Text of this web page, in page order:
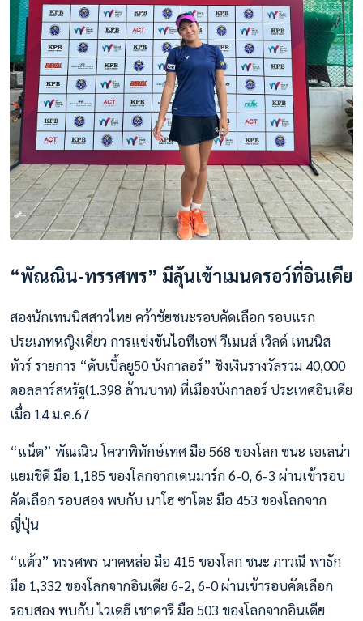
“พัณณิน-ทรรศพร” มีลุ้นเข้าเมนดรอว์ที่อินเดีย
สองนักเทนนิสสาวไทย คว้าชัยชนะรอบคัดเลือก รอบแรก
ประเภทหญิงเดี่ยว การแข่งขันไอทีเอฟ วีเมนส์ เวิลด์ เทนนิส
ทัวร์ รายการ “ดับเบิ้ลยู50 บังกาลอร์” ชิงเงินรางวัลรวม 40,000
ดอลลาร์สหรัฐ(1.398 ล้านบาท) ที่เมืองบังกาลอร์ ประเทศอินเดีย
เมื่อ 14 ม.ค.67
“แน็ต” พัณณิน โควาพิทักษ์เทศ มือ 568 ของโลก ชนะ เอเลน่า
แยมชิดี มือ 1,185 ของโลกจากเดนมาร์ก 6-0, 6-3 ผ่านเข้ารอบ
คัดเลือก รอบสอง พบกับ นาโฮ ซาโตะ มือ 453 ของโลกจาก
ญี่ปุ่น
“แต้ว” ทรรศพร นาคหล่อ มือ 415 ของโลก ชนะ ภาวณี พาธัก
มือ 1,332 ของโลกจากอินเดีย 6-2, 6-0 ผ่านเข้ารอบคัดเลือก
รอบสอง พบกับ ไวเดฮี เชาดารี มือ 503 ของโลกจากอินเดีย